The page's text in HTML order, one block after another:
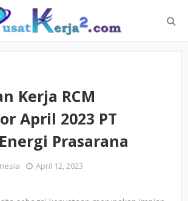
Kerja RCM
April 2023 PT
Prasarana
April 12, 2023